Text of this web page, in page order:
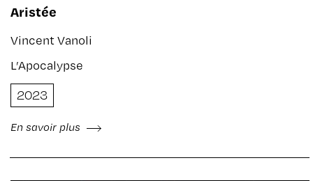
Aristée
Vincent Vanoli
L’Apocalypse
2023
En savoir plus